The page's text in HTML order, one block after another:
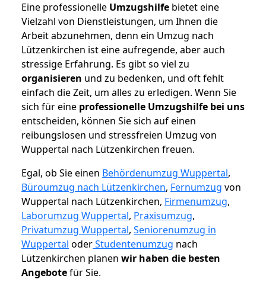
Eine professionelle Umzugshilfe bietet eine
Vielzahl von Dienstleistungen, um Ihnen die
Arbeit abzunehmen, denn ein Umzug nach
Lützenkirchen ist eine aufregende, aber auch
stressige Erfahrung. Es gibt so viel zu
organisieren und zu bedenken, und oft fehlt
einfach die Zeit, um alles zu erledigen. Wenn Sie
sich für eine professionelle Umzugshilfe bei uns
entscheiden, können Sie sich auf einen
reibungslosen und stressfreien Umzug von
Wuppertal nach Lützenkirchen freuen.
Egal, ob Sie einen Behördenumzug Wuppertal,
Büroumzug nach Lützenkirchen, Fernumzug von
Wuppertal nach Lützenkirchen, Firmenumzug,
Laborumzug Wuppertal, Praxisumzug,
Privatumzug Wuppertal, Seniorenumzug in
Wuppertal oderStudentenumzug nach
Lützenkirchen planen wir haben die besten
Angebotefür Sie.